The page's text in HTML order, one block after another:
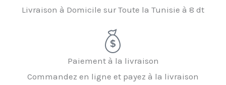
Livraison à Domicile sur Toute la Tunisie à 8 dt
Paiement à la livraison
Commandez en ligne et payez à la livraison